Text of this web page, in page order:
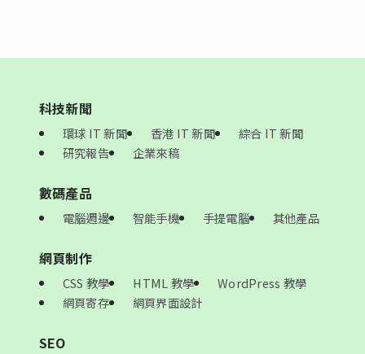
科技新聞
環球 IT 新聞 香港 IT 新聞
綜合 IT 新聞
研究報告
企業來稿
數碼產品
電腦週邊 智能手機 手提電腦 其他產品
網頁制作
CSS 教學 HTML 教學
WordPress 教學
網頁寄存
網頁界面設計
SEO